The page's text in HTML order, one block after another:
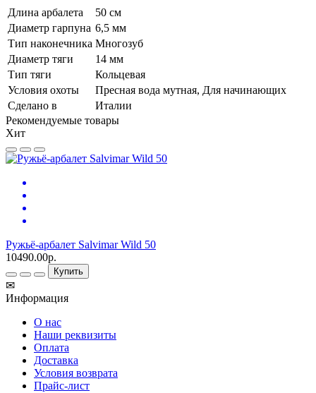
Длина арбалета
50 см
Диаметр гарпуна 6,5 мм
Тип наконечника Многозуб
Диаметр тяги
14 мм
Тип тяги
Кольцевая
Условия охоты
Пресная вода мутная, Для начинающих
Сделано в
Италии
Рекомендуемые товары
Хит
Ружьё-арбалет Salvimar Wild 50
10490.00р.
Купить
✉
Информация
О нас
Наши реквизиты
Оплата
Доставка
Условия возврата
Прайс-лист